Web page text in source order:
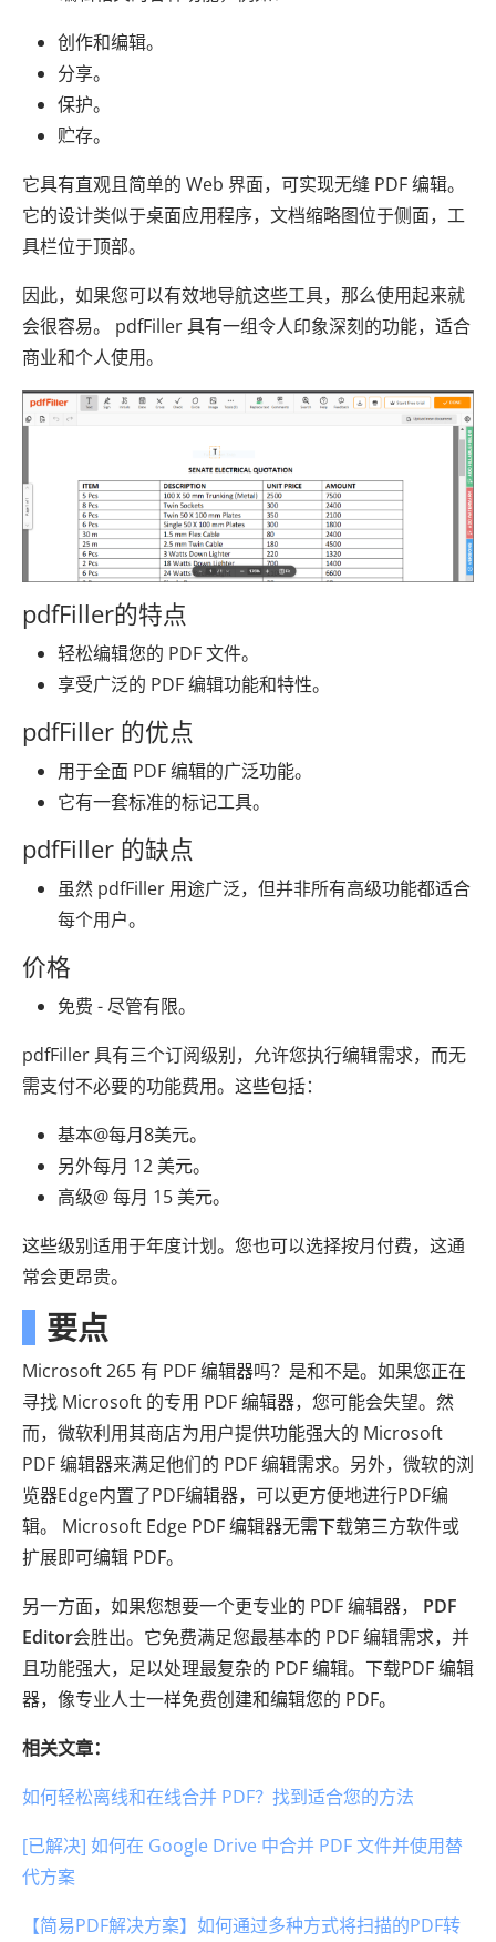
创作和编辑。
分享。
保护。
贮存。
它具有直观且简单的 Web 界面，可实现无缝 PDF 编辑。
它的设计类似于桌面应用程序，文档缩略图位于侧面，工
具栏位于顶部。
因此，如果您可以有效地导航这些工具，那么使用起来就
会很容易。 pdfFiller 具有一组令人印象深刻的功能，适合
商业和个人使用。
pdfFiller的特点
轻松编辑您的 PDF 文件。
享受广泛的 PDF 编辑功能和特性。
pdfFiller 的优点
用于全面 PDF 编辑的广泛功能。
它有一套标准的标记工具。
pdfFiller 的缺点
虽然 pdfFiller 用途广泛，但并非所有高级功能都适合
每个用户。
价格
免费 - 尽管有限。
pdfFiller 具有三个订阅级别，允许您执行编辑需求，而无
需支付不必要的功能费用。这些包括：
基本@每月8美元。
另外每月 12 美元。
高级@ 每月 15 美元。
这些级别适用于年度计划。您也可以选择按月付费，这通
常会更昂贵。
要点
Microsoft 265 有 PDF 编辑器吗？是和不是。如果您正在
寻找 Microsoft 的专用 PDF 编辑器，您可能会失望。然
而，微软利用其商店为用户提供功能强大的 Microsoft
PDF 编辑器来满足他们的 PDF 编辑需求。另外，微软的浏
览器Edge内置了PDF编辑器，可以更方便地进行PDF编
辑。 Microsoft Edge PDF 编辑器无需下载第三方软件或
扩展即可编辑 PDF。
另一方面，如果您想要一个更专业的 PDF 编辑器， PDF
Editor会胜出。它免费满足您最基本的 PDF 编辑需求，并
且功能强大，足以处理最复杂的 PDF 编辑。下载PDF 编辑
器，像专业人士一样免费创建和编辑您的 PDF。
相关文章：
如何轻松离线和在线合并 PDF？找到适合您的方法
[已解决] 如何在 Google Drive 中合并 PDF 文件并使用替
代方案
【简易PDF解决方案】如何通过多种方式将扫描的PDF转